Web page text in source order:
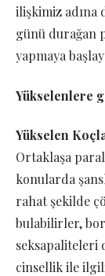
ilişkimiz adına
günü durağan
yapmaya
Yükselenlere
Yükselen
Ortaklaşa
konularda
rahat şekilde
bulabilirler,
seksapaliteleri
cinsellik ile